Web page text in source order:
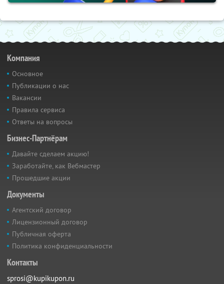
Компания
Основное
Публикации о нас
Вакансии
Правила сервиса
Ответы на вопросы
Бизнес-Партнёрам
Давайте сделаем акцию!
Заработайте, как Вебмастер
Прошедшие акции
Документы
Агентский договор
Лицензионный договор
Публичная оферта
Политика конфиденциальности
Контакты
sprosi@kupikupon.ru